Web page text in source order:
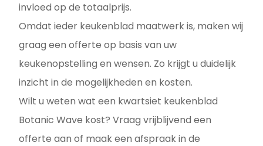
invloed op de totaalprijs.
Omdat ieder keukenblad maatwerk is, maken wij
graag een offerte op basis van uw
keukenopstelling en wensen. Zo krijgt u duidelijk
inzicht in de mogelijkheden en kosten.
Wilt u weten wat een kwartsiet keukenblad
Botanic Wave kost? Vraag vrijblijvend een
offerte aan of maak een afspraak in de